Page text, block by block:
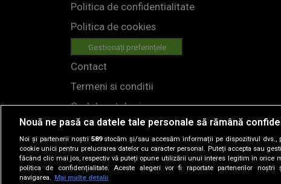
Politica de confidentialitate
Politica de cookies
Gestionați preferințele
Contact
Termeni si conditii
Cod deontologic
Regulamente
Nouă ne pasă ca datele tale personale să rămână
Noi și partenerii noștri 589stocăm și/sau accesăm informații pe dispozitivul dvs.,
cookie unici pentru prelucrarea datelor cu caracter personal. Puteți accepta sau
făcând clic mai jos, respectiv vă puteți opune utilizării unui interes legitim în orice
politica de confidențialitate. Aceste alegeri vor fi raportate partenerilor
navigarea.
Mai multe detalii